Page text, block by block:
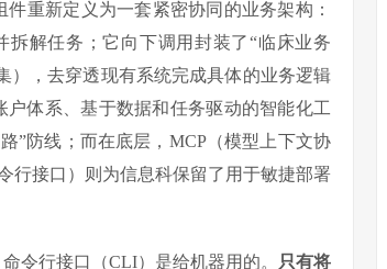
重新定义为一套紧密协同的业务架构：
拆解任务；它向下调用封装了“临床业务
），去穿透现有系统完成具体的业务逻辑
体系、基于数据和任务驱动的智能化工
”防线；而在底层，MCP（模型上下文协
行接口）则为信息科保留了用于敏捷部署
令行接口（CLI）是给机器用的。
只有将